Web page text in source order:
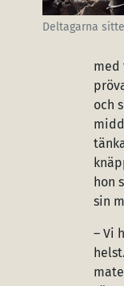
Deltagarna
med
och
hon
sin
– Vi